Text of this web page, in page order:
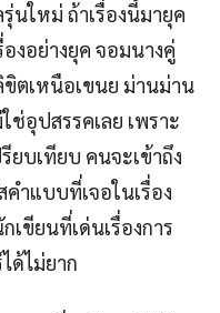
ใหม่ ถ้าเรื่องนี้มายุค
งอย่างยุค จอมนางคู่
ตเหนือเขนย ม่านม่าน
ช่อุปสรรคเลย เพราะ
ยบเทียบ คนจะเข้าถึง
ำแบบที่เจอในเรื่อง
เขียนที่เด่นเรื่องการ
ด้ไม่ยาก